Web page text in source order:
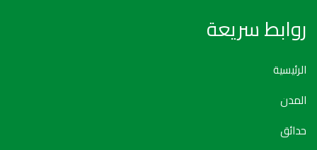
روابط سريعة
الرئيسية
المدن
حدائق